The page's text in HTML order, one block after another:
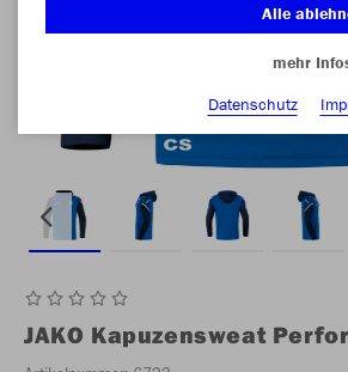
JAKO Kapuzensweat
Alle
mehr
Datenschutz